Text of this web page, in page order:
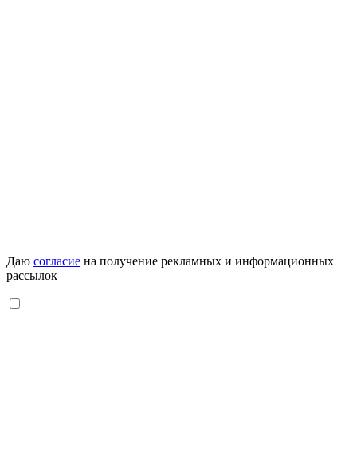
Даю согласие на получение рекламных и информационных
рассылок